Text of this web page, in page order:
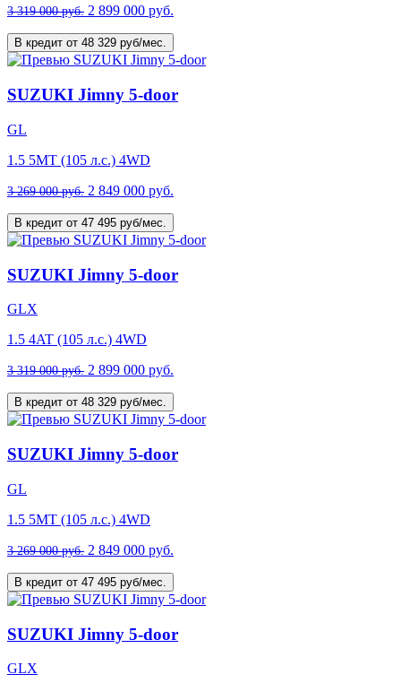
3 319 000 руб. 2 899 000 руб.
В кредит от 48 329 руб/мес.
SUZUKI Jimny 5-door
GL
1.5 5MT (105 л.с.) 4WD
3 269 000 руб. 2 849 000 руб.
В кредит от 47 495 руб/мес.
SUZUKI Jimny 5-door
GLX
1.5 4AT (105 л.с.) 4WD
3 319 000 руб. 2 899 000 руб.
В кредит от 48 329 руб/мес.
SUZUKI Jimny 5-door
GL
1.5 5MT (105 л.с.) 4WD
3 269 000 руб. 2 849 000 руб.
В кредит от 47 495 руб/мес.
SUZUKI Jimny 5-door
GLX